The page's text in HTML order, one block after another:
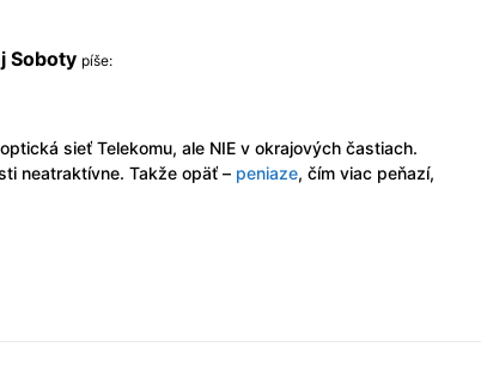
Soboty píše:
sieť Telekomu, ale NIE v okrajových častiach.
neatraktívne. Takže opäť – peniaze, čím viac peňazí,